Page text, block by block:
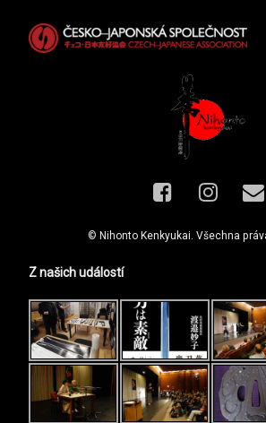
Facebook
© Nihonto Kenkyukai. Všechna
Z našich událostí